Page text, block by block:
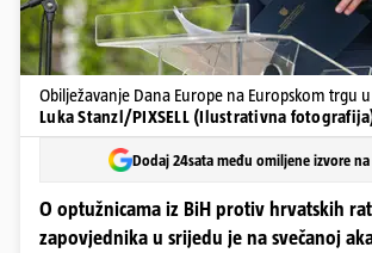
Obilježavanje Dana Europe na Europskom trgu u
Luka Stanzl/PIXSELL (Ilustrativna
Dodaj 24sata među omiljene izvore na
O optužnicama iz BiH protiv hrvatskih
zapovjednika u srijedu je na svečanoj